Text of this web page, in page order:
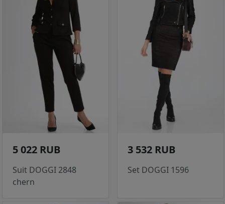
5 022 RUB
Suit DOGGI 2848
chern
3 532 RUB
Set DOGGI 1596